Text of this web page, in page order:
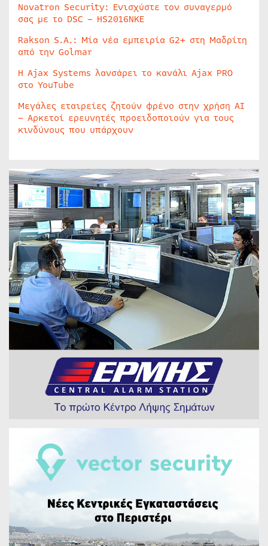
Novatron Security: Ενισχύστε τον συναγερμό
σας με το DSC – HS2016NKE
Rakson S.A.: Μία νέα εμπειρία G2+ στη Μαδρίτη
από την Golmar
Η Ajax Systems λανσάρει το κανάλι Ajax PRO
στο YouTube
Μεγάλες εταιρείες ζητούν φρένο στην χρήση AI
– Αρκετοί ερευνητές προειδοποιούν για τους
κινδύνους που υπάρχουν